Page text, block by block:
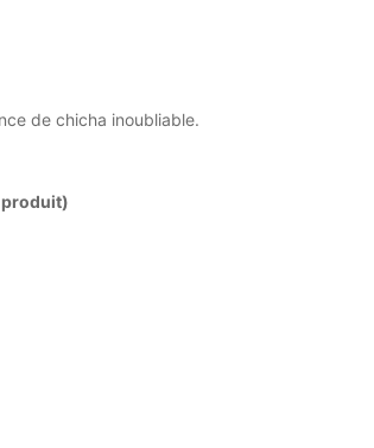
de chicha inoubliable.
produit)